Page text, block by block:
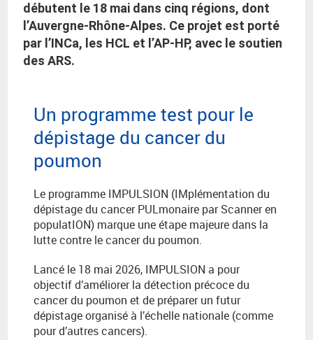
débutent le 18 mai dans cinq régions, dont
l’Auvergne-Rhône-Alpes. Ce projet est porté
par l’INCa, les HCL et l’AP-HP, avec le soutien
des ARS.
Un programme test pour le
dépistage du cancer du
poumon
Le programme IMPULSION (IMplémentation du
dépistage du cancer PULmonaire par Scanner en
populatION) marque une étape majeure dans la
lutte contre le cancer du poumon.
Lancé le 18 mai 2026, IMPULSION a pour
objectif d’améliorer la détection précoce du
cancer du poumon et de préparer un futur
dépistage organisé à l’échelle nationale (comme
pour d’autres cancers).